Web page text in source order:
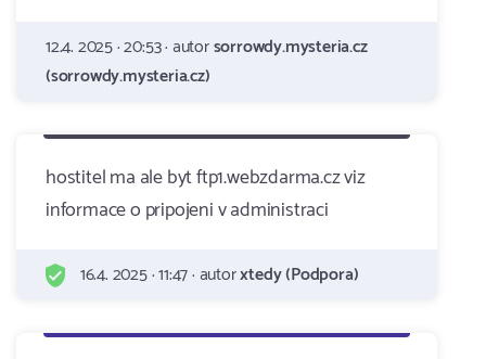
12.4. 2025 · 20:53 · autorsorrowdy.mysteria.cz
(sorrowdy.mysteria.cz)
hostitel ma ale byt ftp1.webzdarma.cz viz
informace o pripojeni v administraci
16.4. 2025 · 11:47 · autorxtedy (Podpora)